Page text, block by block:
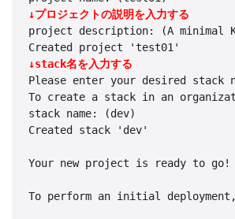
↓プロジェクトの説明を入力する
project description: (A minimal
↓stack名を入力する
Please enter your desired stack
To create a stack in an
stack name: (dev)
Created stack 'dev'
Your new project is ready to go!
To perform an initial